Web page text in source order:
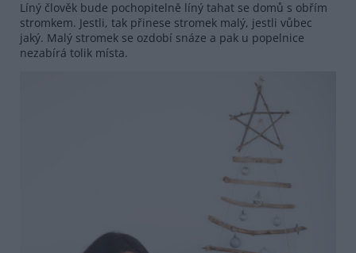
Líný člověk bude pochopitelně líný tahat se domů s obřím
stromkem. Jestli, tak přinese stromek malý, jestli vůbec
jaký. Malý stromek se ozdobí snáze a pak u popelnice
nezabírá tolik místa.